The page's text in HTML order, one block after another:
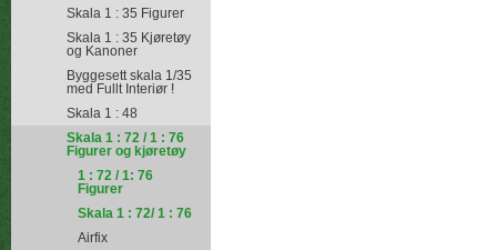
Skala 1 : 35 Figurer
Skala 1 : 35 Kjøretøy
og Kanoner
Byggesett skala 1/35
med Fullt Interiør !
Skala 1 : 48
Skala 1 : 72 / 1 : 76
Figurer og kjøretøy
1 : 72 / 1: 76
Figurer
Skala 1 : 72/ 1 : 76
Airfix